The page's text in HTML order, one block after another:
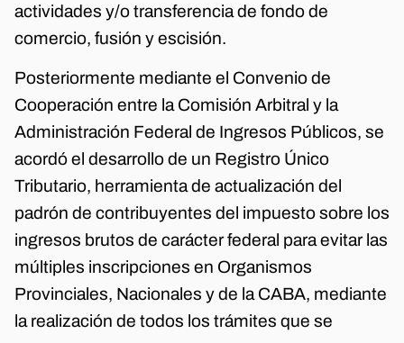
actividades y/o transferencia de fondo de
comercio, fusión y escisión.
Posteriormente mediante el Convenio de
Cooperación entre la Comisión Arbitral y la
Administración Federal de Ingresos Públicos, se
acordó el desarrollo de un Registro Único
Tributario, herramienta de actualización del
padrón de contribuyentes del impuesto sobre los
ingresos brutos de carácter federal para evitar las
múltiples inscripciones en Organismos
Provinciales, Nacionales y de la CABA, mediante
la realización de todos los trámites que se